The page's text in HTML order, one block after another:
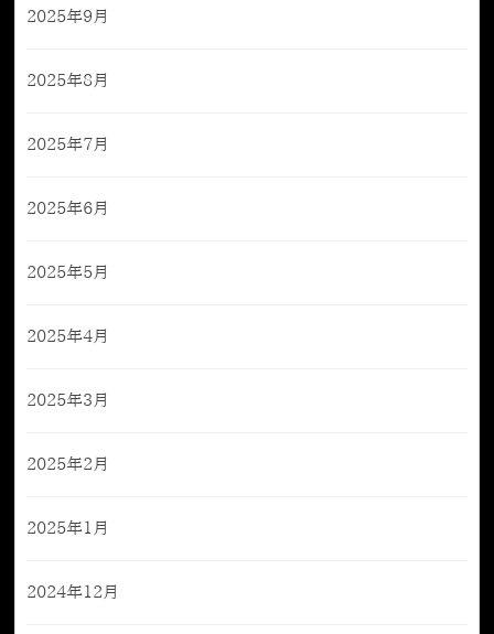
2025年9月
2025年8月
2025年7月
2025年6月
2025年5月
2025年4月
2025年3月
2025年2月
2025年1月
2024年12月